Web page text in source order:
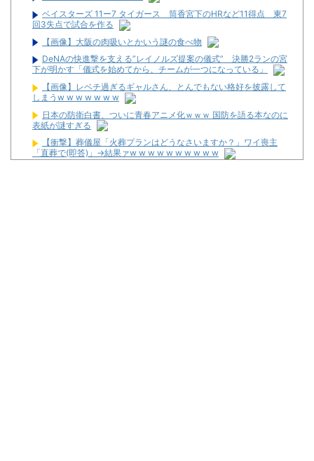
ベイスターズ 11ー7 タイガース 筒香宮下のHRなど11得点 東7
回3失点で試合を作る
【画像】大阪の肉吸いとかいう謎の食べ物
DeNAの快進撃を支える”レイノルズ提案の儀式” 決勝2ランの宮
下が明かす「儀式を始めてから、チームが一つになっている」
【画像】レベチ過ぎるギャルさん、とんでもない格好を披露して
しまうw w w w w w w
日本の防衛白書、ついに青春アニメ化ｗｗｗ 国防を語る本なのに
表紙が謎すぎる
【衝撃】葬儀屋「火葬プランはどうなさいますか？」ワイ喪主
「直葬で(即答)」→結果ァw w w w w w w w w w